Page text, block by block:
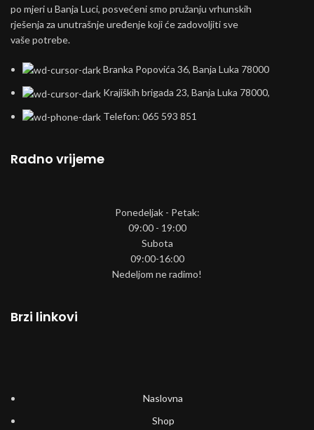
po mjeri u Banja Luci, posvećeni smo pružanju vrhunskih
rješenja za unutrašnje uređenje koji će zadovoljiti sve
vaše potrebe.
Branka Popovića 36, Banja Luka 78000
Krajiških brigada 23, Banja Luka 78000,
Telefon: 065 593 851
Radno vrijeme
Ponedeljak - Petak:
09:00 - 19:00
Subota
09:00-16:00
Nedeljom ne radimo!
Brzi linkovi
Naslovna
Shop